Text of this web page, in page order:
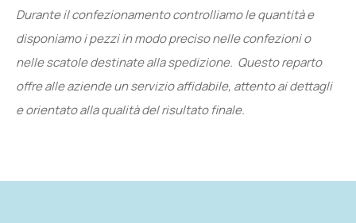
Durante il confezionamento controlliamo le quantità e
disponiamo i pezzi in modo preciso nelle confezioni o
nelle scatole destinate alla spedizione. Questo reparto
offre alle aziende un servizio affidabile, attento ai dettagli
e orientato alla qualità del risultato finale.